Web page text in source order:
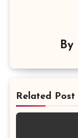
By
Related Post